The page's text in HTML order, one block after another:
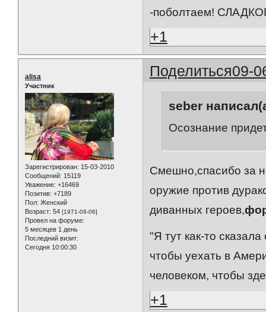
-поболтаем!
+1
Поделиться09-
alisa
Участник
Зарегистрирован: 15-03-2010
Сообщений: 15119
Уважение: +16469
Позитив: +7189
Пол: Женский
Возраст: 54 [1971-09-06]
Провел на форуме:
5 месяцев 1 день
Последний визит:
Сегодня 10:00:30
seber
Осознание
Смешно,спасибо за
оружие против
диванных героев,
"Я тут как-то
чтобы уехать в
человеком, чтобы
+1